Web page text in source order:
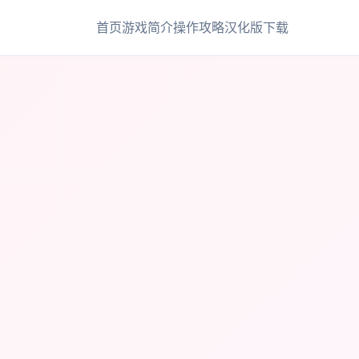
首页游戏简介操作攻略汉化版下载